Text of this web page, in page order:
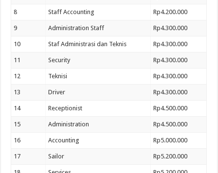
8 Staff Accounting Rp4.200.000
9 Administration Staff Rp4.300.000
10 Staf Administrasi dan Teknis Rp4.300.000
11 Security Rp4.300.000
12 Teknisi Rp4.300.000
13 Driver Rp4.300.000
14 Receptionist Rp4.500.000
15 Administration Rp4.500.000
16 Accounting Rp5.000.000
17 Sailor Rp5.200.000